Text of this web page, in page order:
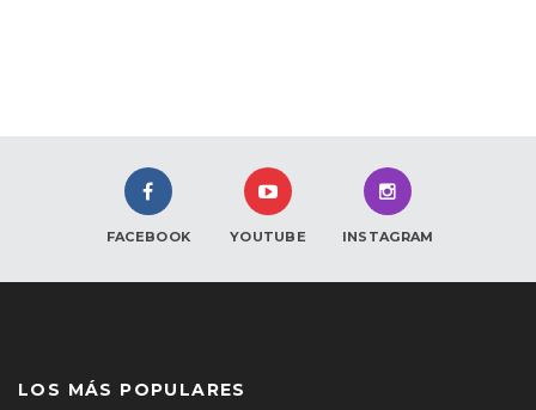
FACEBOOK YOUTUBE INSTAGRAM
LOS MÁS POPULARES